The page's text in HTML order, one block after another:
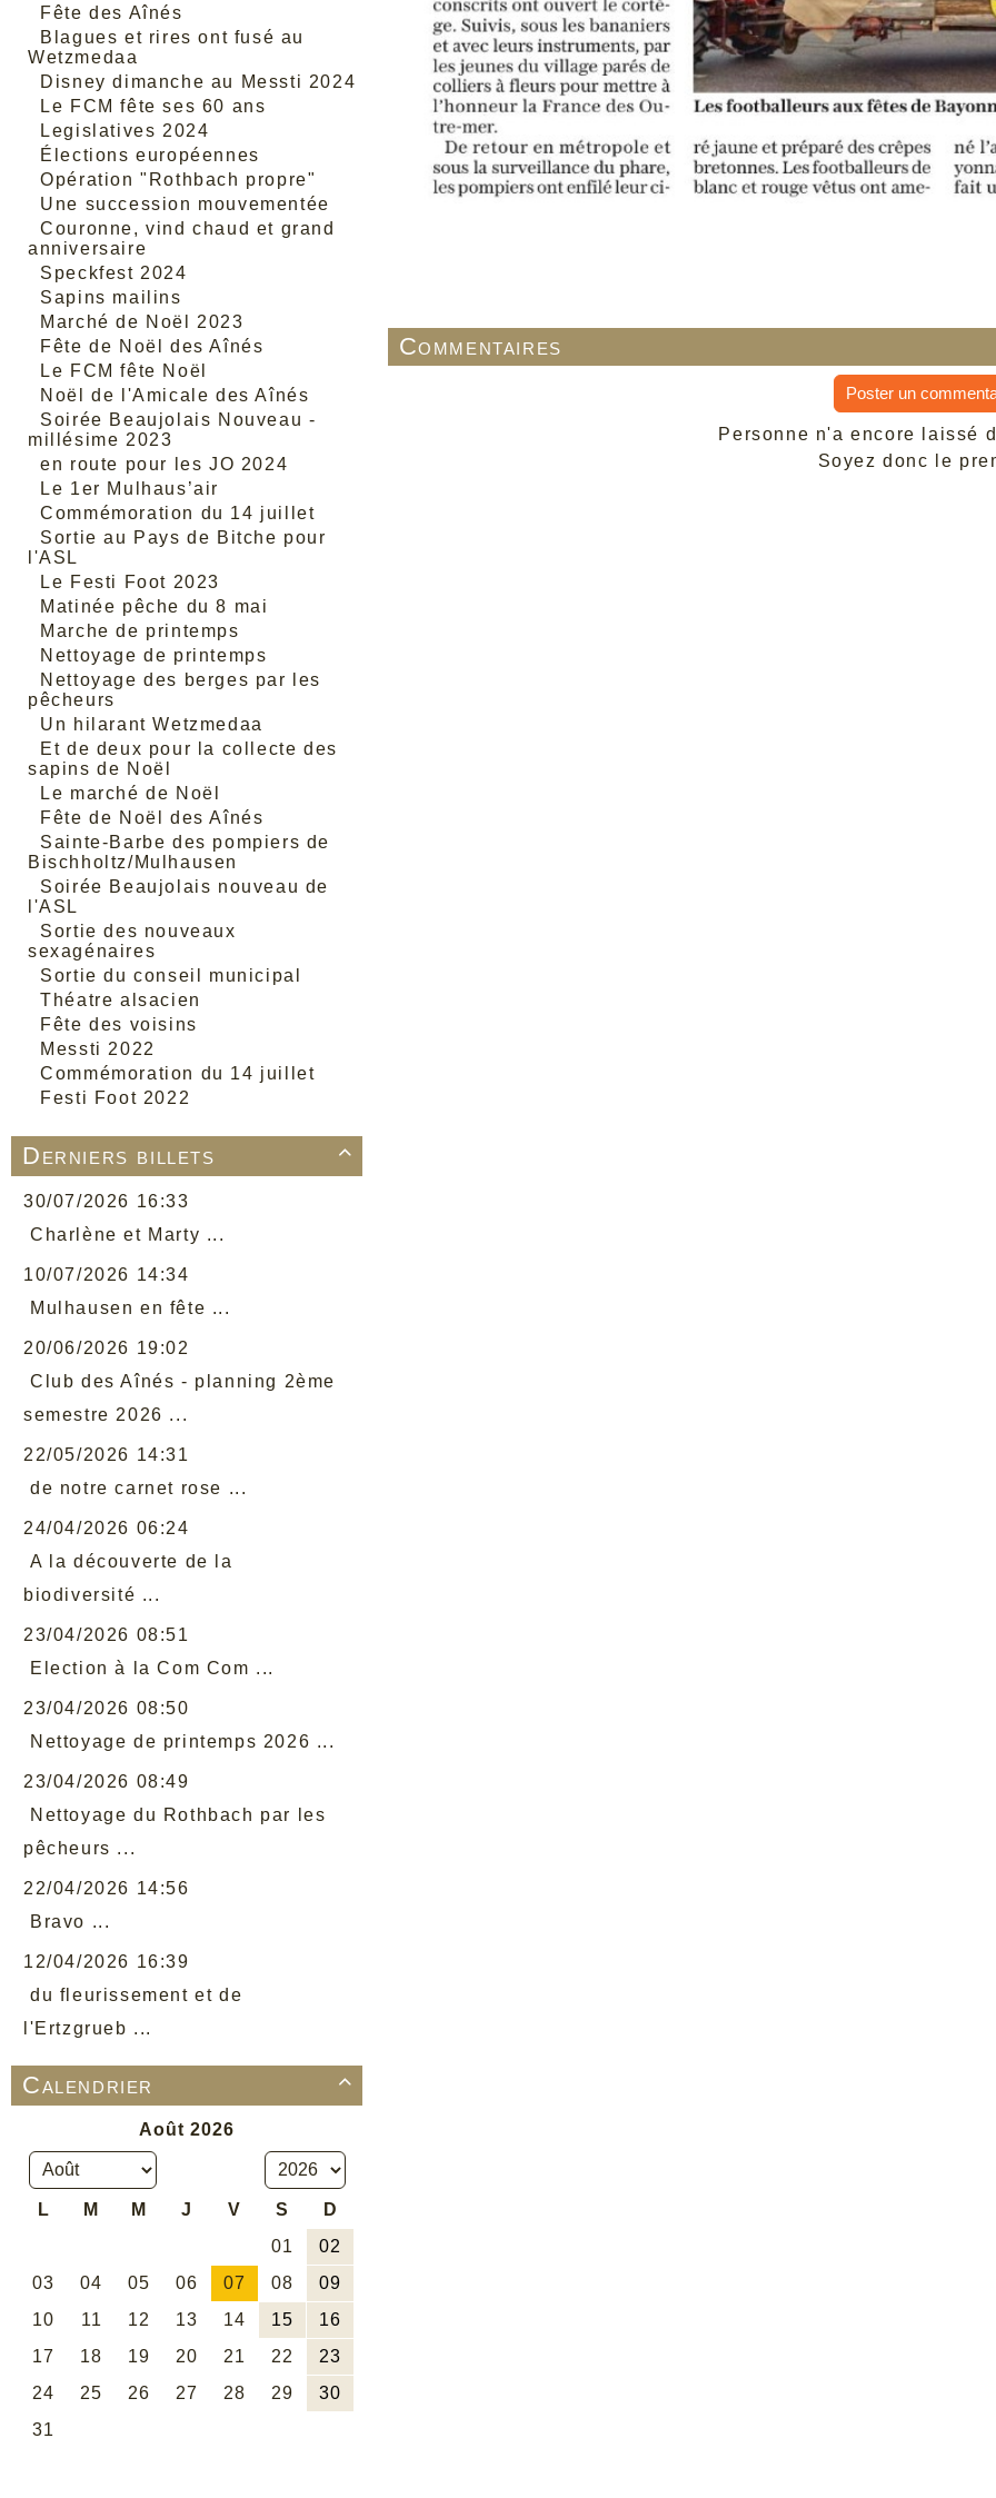
Fête des Aînés
Blagues et rires ont fusé au
Wetzmedaa
Disney dimanche au Messti 2024
Le FCM fête ses 60 ans
Legislatives 2024
Élections européennes
Opération "Rothbach propre"
Une succession mouvementée
Couronne, vind chaud et grand
anniversaire
Speckfest 2024
Sapins mailins
Marché de Noël 2023
Fête de Noël des Aînés
Le FCM fête Noël
Noël de l'Amicale des Aînés
Soirée Beaujolais Nouveau -
millésime 2023
en route pour les JO 2024
Le 1er Mulhaus’air
Commémoration du 14 juillet
Sortie au Pays de Bitche pour
l'ASL
Le Festi Foot 2023
Matinée pêche du 8 mai
Marche de printemps
Nettoyage de printemps
Nettoyage des berges par les
pêcheurs
Un hilarant Wetzmedaa
Et de deux pour la collecte des
sapins de Noël
Le marché de Noël
Fête de Noël des Aînés
Sainte-Barbe des pompiers de
Bischholtz/Mulhausen
Soirée Beaujolais nouveau de
l'ASL
Sortie des nouveaux
sexagénaires
Sortie du conseil municipal
Théatre alsacien
Fête des voisins
Messti 2022
Commémoration du 14 juillet
Festi Foot 2022

Derniers billets
30/07/2026 16:33
Charlène et Marty ...
10/07/2026 14:34
Mulhausen en fête ...
20/06/2026 19:02
Club des Aînés - planning 2ème
semestre 2026 ...
22/05/2026 14:31
de notre carnet rose ...
24/04/2026 06:24
A la découverte de la
biodiversité ...
23/04/2026 08:51
Election à la Com Com ...
23/04/2026 08:50
Nettoyage de printemps 2026 ...
23/04/2026 08:49
Nettoyage du Rothbach par les
pêcheurs ...
22/04/2026 14:56
Bravo ...
12/04/2026 16:39
du fleurissement et de
l'Ertzgrueb ...

Calendrier
Commentaires
Poster un
Personne n'a encore laissé
Soyez donc le